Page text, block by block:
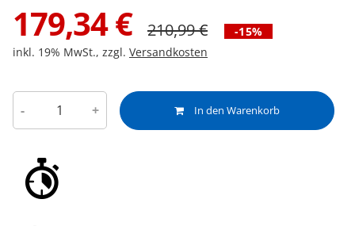
179,34€ 210,99€
-15%
inkl. 19% MwSt., zzgl. Versandkosten
- + In den Warenkorb